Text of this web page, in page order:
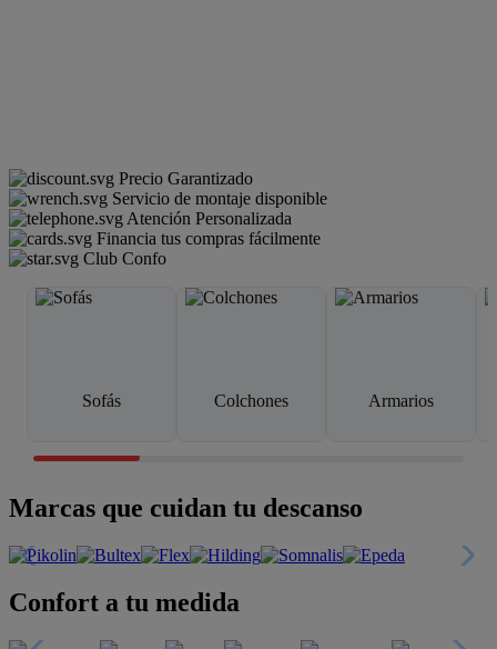
Precio Garantizado
Servicio de montaje disponible
Atención Personalizada
Financia tus compras fácilmente
Club Confo
Sofás Colchones Armarios
Marcas que cuidan tu descanso
Confort a tu medida